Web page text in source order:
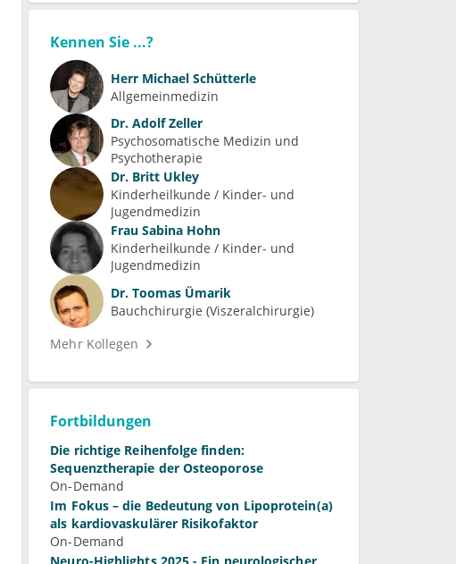
Kennen Sie ...?
Herr Michael Schütterle
Allgemeinmedizin
Dr. Adolf Zeller
Psychosomatische Medizin und
Psychotherapie
Dr. Britt Ukley
Kinderheilkunde / Kinder- und
Jugendmedizin
Frau Sabina Hohn
Kinderheilkunde / Kinder- und
Jugendmedizin
Dr. Toomas Ümarik
Bauchchirurgie (Viszeralchirurgie)
Mehr Kollegen
Fortbildungen
Die richtige Reihenfolge finden:
Sequenztherapie der Osteoporose
On-Demand
Im Fokus – die Bedeutung von Lipoprotein(a)
als kardiovaskulärer Risikofaktor
On-Demand